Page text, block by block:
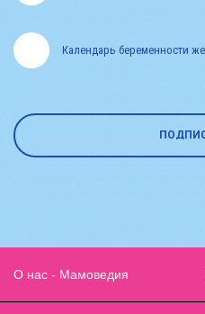
Календарь беременности
О нас - Мамоведия